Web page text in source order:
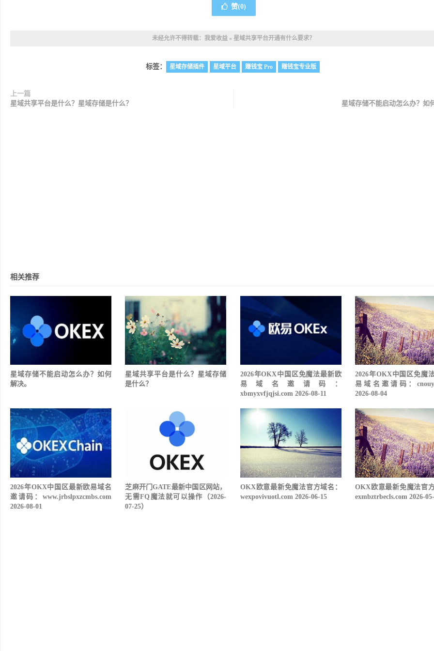
赞(0)
未经允许不得转载： 我爱收益 » 星域共享平台开通有什么要求？
标签： 星域存储插件 星域平台 赚钱宝 Pro 赚钱宝专业版
上一篇
星域共享平台是什么？星域存储是什么？
星域存储不能启动怎么办？如
相关推荐
星域存储不能启动怎么办？如何
解决。
星域共享平台是什么？星域存储
是什么？
2026年OKX中国区免魔法最新欧
易域名邀请码：
xbmyxvfjqjsi.com 2026-08-11
2026年OKX中国区免魔
易域名邀请码：
2026-08-04
2026年OKX中国区最新欧易域名
邀请码：www.jrbslpxzcmbs.com
2026-08-01
芝麻开门GATE最新中国区网站，
无需FQ魔法就可以操作（2026-
07-25）
OKX欧意最新免魔法官方域名：
wexpovivuotl.com 2026-06-15
OKX欧意最新免魔法官
exmbztrbecls.com 2026-